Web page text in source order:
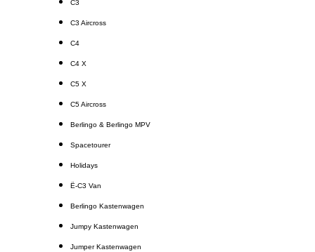
C3
C3 Aircross
C4
C4 X
C5 X
C5 Aircross
Berlingo & Berlingo MPV
Spacetourer
Holidays
Ë-C3 Van
Berlingo Kastenwagen
Jumpy Kastenwagen
Jumper Kastenwagen